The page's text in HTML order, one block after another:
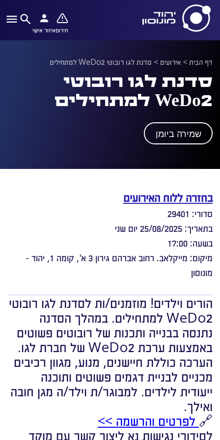
חירוםאיזור אישי
דף הבית> אירועים > סדנת לגו רובוטי WeDo2 למתחילים
סדנת לגו רובוטי
WeDo2 למתחילים
שמירה ביומן
בחזרה ללוח האירועים
סדורי: 29401
בתאריך: 25/08/2025 יום שני
בשעה: 17:00
מיקום: מייקלאב. רחוב אברהם גירון 3 א', קומה 1, יהוד -
מונוסון
הורים וילדים! מוזמנים/ות לסדנת לגו רובוטי
WeDo2 למתחילים. במהלך הסדנה
נתנסה בבנייה ותכנות של רובוטים פשוטים
באמצעות ערכת WeDo2 של חברת לגו.
הערכה כוללת חיישנים, מנוע, מגוון רכיבים
מכניים לבניית דגמים פשוטים ותוכנה
ייעודית לילדים. למבוגר/ת וילד/ה מגן חובה
ואילך.
🔗 לפרטים והרשמה >>
לסידורי נגישות נא ליצור קשר עם מוקד